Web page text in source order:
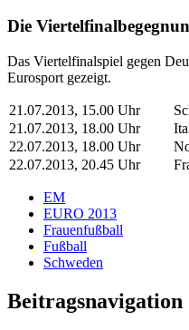
Die
Das Viertelfinalspiel gegen
Eurosport gezeigt.
21.07.2013, 15.00 Uhr
21.07.2013, 18.00 Uhr
22.07.2013, 18.00 Uhr
22.07.2013, 20.45 Uhr
EM
EURO 2013
Frauenfußball
Fußball
Schweden
Beitragsnavigation